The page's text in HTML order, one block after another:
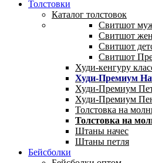
Толстовки
Каталог толстовок
Свитшот
Свитшот
Свитшот
Свитшот
Худи-кенгуру
Худи-Премиум
Худи-Премиум
Худи-Премиум
Толстовка на
Толстовка на
Штаны начес
Штаны петля
Бейсболки